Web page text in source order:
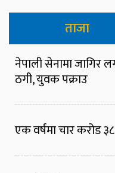
ताजा
नेपाली सेनामा जागिर
ठगी, युवक पक्राउ
एक वर्षमा चार करोड